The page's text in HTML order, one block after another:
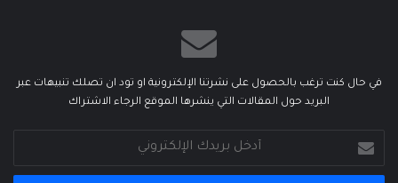
في حال كنت ترغب بالحصول على نشرتنا الإلكترونية او تود ان تصلك تنبيهات عبر
البريد حول المقالات التي ينشرها الموقع الرجاء الاشتراك
بريدك
الإلكتروني